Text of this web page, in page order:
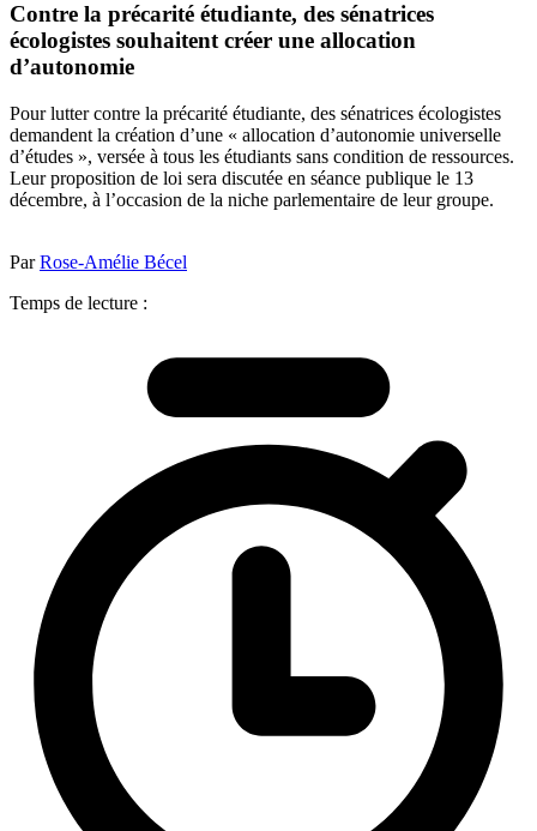
Contre la précarité étudiante, des sénatrices
écologistes souhaitent créer une allocation
d’autonomie
Pour lutter contre la précarité étudiante, des sénatrices écologistes
demandent la création d’une « allocation d’autonomie universelle
d’études », versée à tous les étudiants sans condition de ressources.
Leur proposition de loi sera discutée en séance publique le 13
décembre, à l’occasion de la niche parlementaire de leur groupe.
ParRose-Amélie Bécel
Temps de lecture :